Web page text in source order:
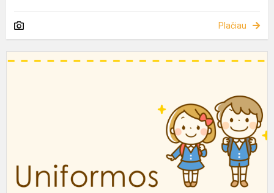
Plačiau